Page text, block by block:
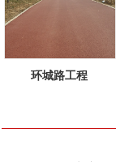
环城路工程